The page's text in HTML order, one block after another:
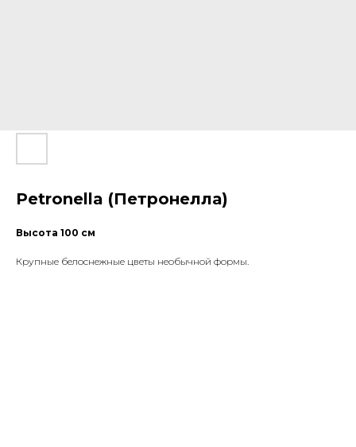
Petronella (Петронелла)
Высота 100 см
Крупные белоснежные цветы необычной формы.